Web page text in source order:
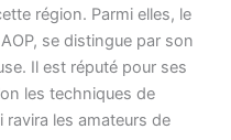
région. Parmi elles, le
se distingue par son
Il est réputé pour ses
les techniques de
les amateurs de